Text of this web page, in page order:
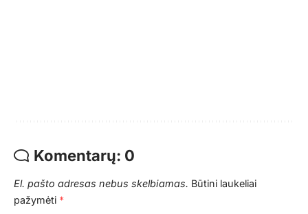
Komentarų: 0
El. pašto adresas nebus skelbiamas. Būtini laukeliai
pažymėti *